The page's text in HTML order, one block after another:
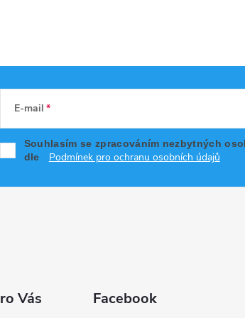
E-mail
Souhlasím se zpracováním nezbytných
dle
Podmínek pro ochranu osobních údajů
Vás Facebook